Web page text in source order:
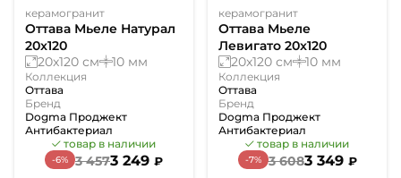
керамогранит
Оттава Мьеле Натурал
20x120
20x120 см
10 мм
Коллекция
Оттава
Бренд
Dogma Проджект
Антибактериал
товар в наличии
-6% 3 4573 249 ₽
керамогранит
Оттава Мьеле
Левигато 20x120
20x120 см
10 мм
Коллекция
Оттава
Бренд
Dogma Проджект
Антибактериал
товар в наличии
-7% 3 6083 349 ₽